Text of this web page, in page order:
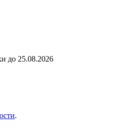
до 25.08.2026
.